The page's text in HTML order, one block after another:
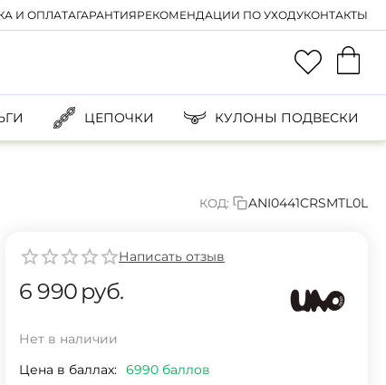
И ОПЛАТАГАРАНТИЯРЕКОМЕНДАЦИИ ПО УХОДУКОНТАКТЫ
ЦЕПОЧКИ КУЛОНЫ ПОДВЕСКИ
КОД: ANI0441CRSMTL0L
Написать отзыв
6 990 руб.
Нет в наличии
Цена в баллах: 6990 баллов